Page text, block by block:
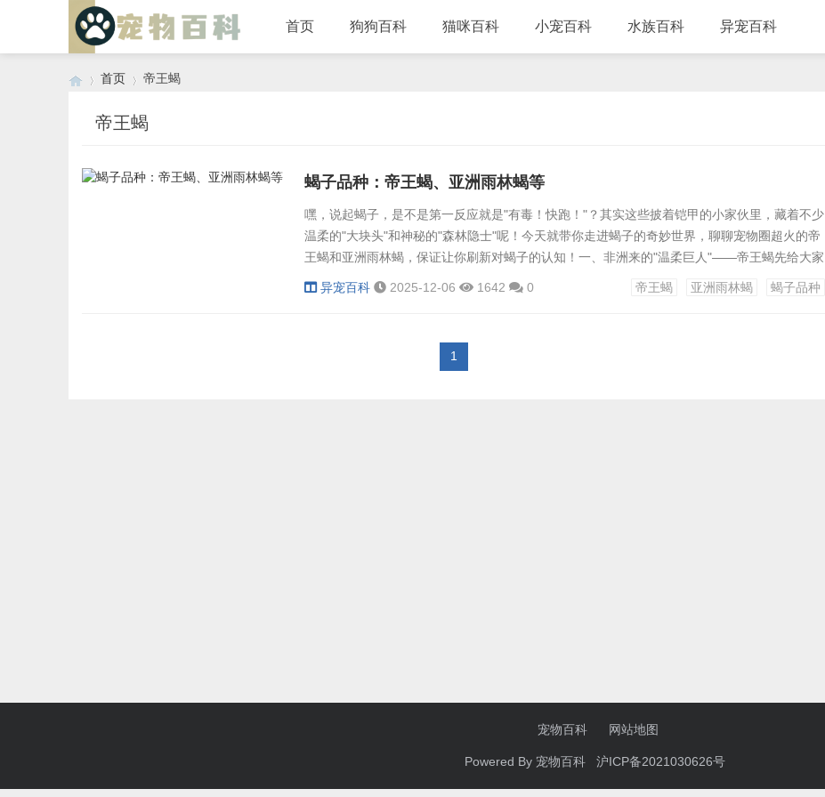
首页 狗狗百科 猫咪百科 小宠百科 水族百科 异宠百科
首页 帝王蝎
帝王蝎
蝎子品种：帝王蝎、亚洲雨林蝎等
嘿，说起蝎子，是不是第一反应就是"有毒！快跑！"？其实这些披着铠甲的小家伙里，藏着不少
温柔的"大块头"和神秘的"森林隐士"呢！今天就带你走进蝎子的奇妙世界，聊聊宠物圈超火的帝
王蝎和亚洲雨林蝎，保证让你刷新对蝎子的认知！一、非洲来的"温柔巨人"——帝王蝎先给大家
隆重介绍蝎子界的"巨无霸"——帝王蝎！这家伙原产于非洲热带雨林，成年个体能长到20厘米
异宠百科 2025-12-06 1642 0 帝王蝎 亚洲雨林蝎 蝎子品种
1
宠物百科 网站地图
Powered By 宠物百科 沪ICP备2021030626号